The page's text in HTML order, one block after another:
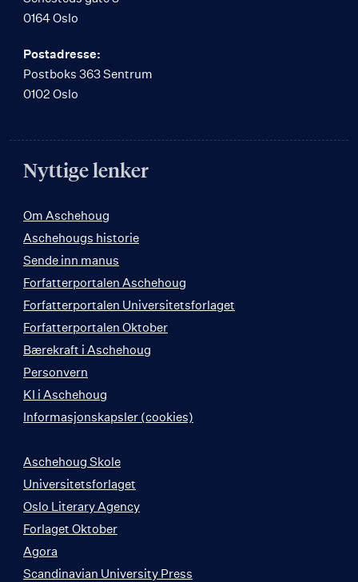
0164 Oslo
Postadresse:
Postboks 363 Sentrum
0102 Oslo
Nyttige lenker
Om Aschehoug
Aschehougs historie
Sende inn manus
Forfatterportalen Aschehoug
Forfatterportalen Universitetsforlaget
Forfatterportalen Oktober
Bærekraft i Aschehoug
Personvern
KI i Aschehoug
Informasjonskapsler (cookies)
Aschehoug Skole
Universitetsforlaget
Oslo Literary Agency
Forlaget Oktober
Agora
Scandinavian University Press